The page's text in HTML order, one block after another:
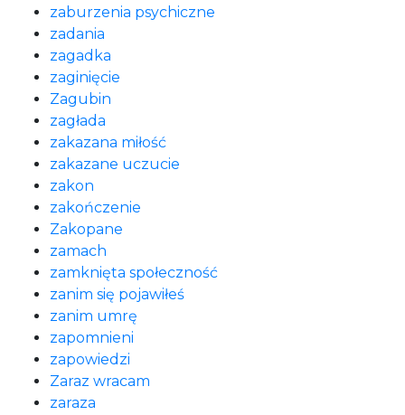
zaburzenia psychiczne
zadania
zagadka
zaginięcie
Zagubin
zagłada
zakazana miłość
zakazane uczucie
zakon
zakończenie
Zakopane
zamach
zamknięta społeczność
zanim się pojawiłeś
zanim umrę
zapomnieni
zapowiedzi
Zaraz wracam
zaraza